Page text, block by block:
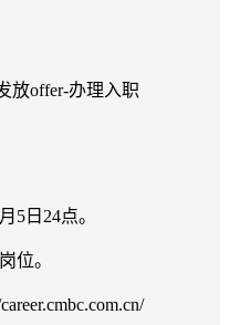
放offer-办理入职
5日24点。
位。